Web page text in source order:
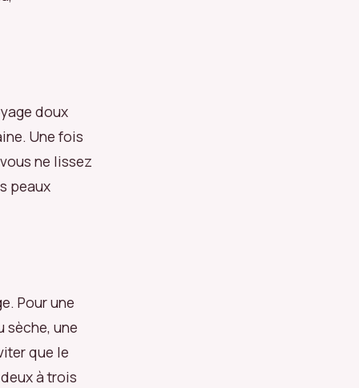
doux
Une fois
ne lissez
peaux
Pour une
sèche, une
que le
à trois